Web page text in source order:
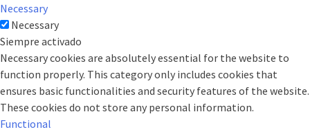
Necessary
Necessary
Siempre activado
Necessary cookies are absolutely essential for the website to
function properly. This category only includes cookies that
ensures basic functionalities and security features of the website.
These cookies do not store any personal information.
Functional